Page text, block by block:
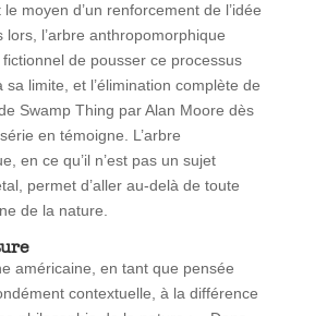
moyen d’un renforcement de l’idée
lors, l’arbre anthropomorphique
de pousser ce processus
sa limite, et l’élimination complète de
Swamp Thing par Alan Moore dès
en témoigne. L’arbre
en ce qu’il n’est pas un sujet
permet d’aller au-delà de toute
de la nature.
américaine, en tant que pensée
contextuelle, à la différence